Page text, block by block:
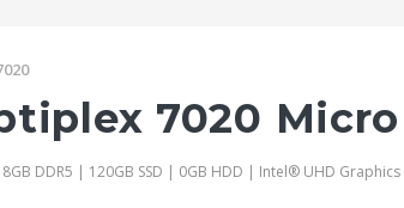
7020 Micro
DDR5 | 120GB SSD | 0GB HDD | Intel® UHD